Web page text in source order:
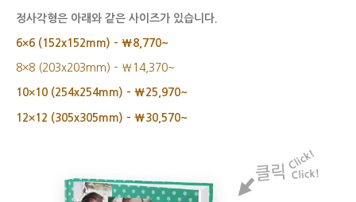
정사각형은 아래와 같은 사이즈가 있습니다.
6×6 (152x152mm) – ₩8,770~
8×8 (203x203mm) – ₩14,370~
10×10 (254x254mm) – ₩25,970~
12×12 (305x305mm) – ₩30,570~